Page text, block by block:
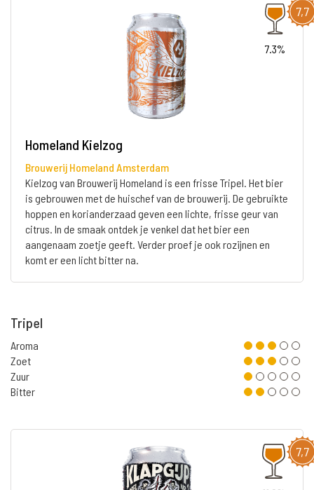
7,7
7.3%
Homeland Kielzog
Brouwerij Homeland Amsterdam
Kielzog van Brouwerij Homeland is een frisse Tripel. Het bier
is gebrouwen met de huischef van de brouwerij. De gebruikte
hoppen en korianderzaad geven een lichte, frisse geur van
citrus. In de smaak ontdek je venkel dat het bier een
aangenaam zoetje geeft. Verder proef je ook rozijnen en
komt er een licht bitter na.
Tripel
Aroma
Zoet
Zuur
Bitter
7,7